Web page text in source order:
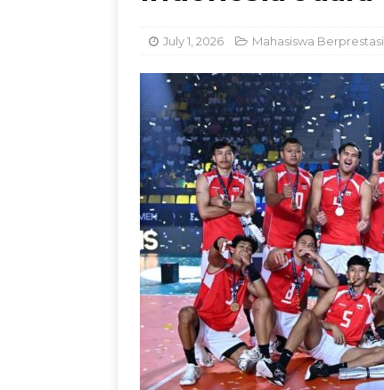
July 1, 2026 Mahasiswa Berprestasi